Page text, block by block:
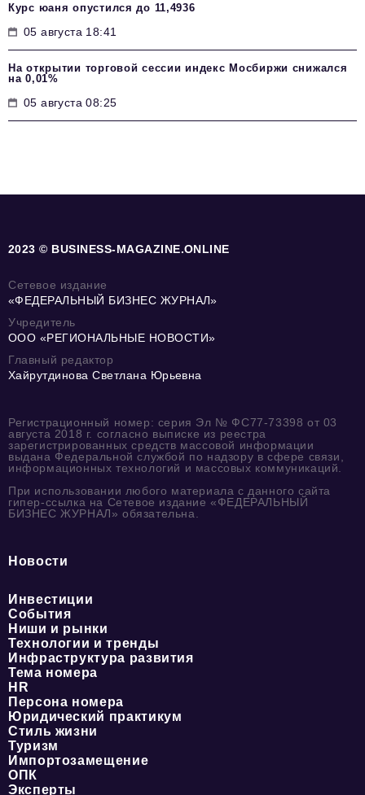
Курс юаня опустился до 11,4936
05 августа 18:41
На открытии торговой сессии индекс Мосбиржи снижался
на 0,01%
05 августа 08:25
2023 © BUSINESS-MAGAZINE.ONLINE
Сетевое издание
«ФЕДЕРАЛЬНЫЙ БИЗНЕС ЖУРНАЛ»
Учредитель
ООО «РЕГИОНАЛЬНЫЕ НОВОСТИ»
Главный редактор
Хайрутдинова Светлана Юрьевна
Регистрационный номер: серия Эл № ФС77-73398 от 03
августа 2018 г. согласно выписке из реестра
зарегистрированных средств массовой информации
выдана Федеральной службой по надзору в сфере связи,
информационных технологий и массовых коммуникаций.
При использовании любого материала с данного сайта
гипер-ссылка на Сетевое издание «ФЕДЕРАЛЬНЫЙ
БИЗНЕС ЖУРНАЛ» обязательна.
Новости
Инвестиции
События
Ниши и рынки
Технологии и тренды
Инфраструктура развития
Тема номера
HR
Персона номера
Юридический практикум
Стиль жизни
Туризм
Импортозамещение
ОПК
Эксперты